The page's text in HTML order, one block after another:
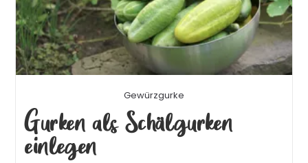
Gewürzgurke
Gurken als Schälgurken
einlegen